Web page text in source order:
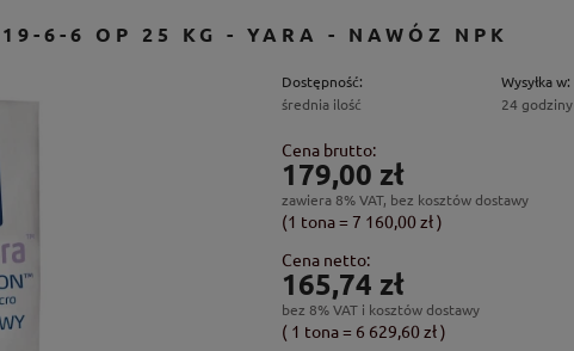
6-6 OP 25 KG - YARA - NAWÓZ NPK
Dostępność:
średnia ilość
Wysyłka w:
24 godziny
Cena brutto:
179,00 zł
zawiera 8% VAT, bez kosztów dostawy
(1 tona= 7 160,00 zł)
Cena netto:
165,74 zł
bez 8% VAT i kosztów dostawy
( 1 tona= 6 629,60 zł)